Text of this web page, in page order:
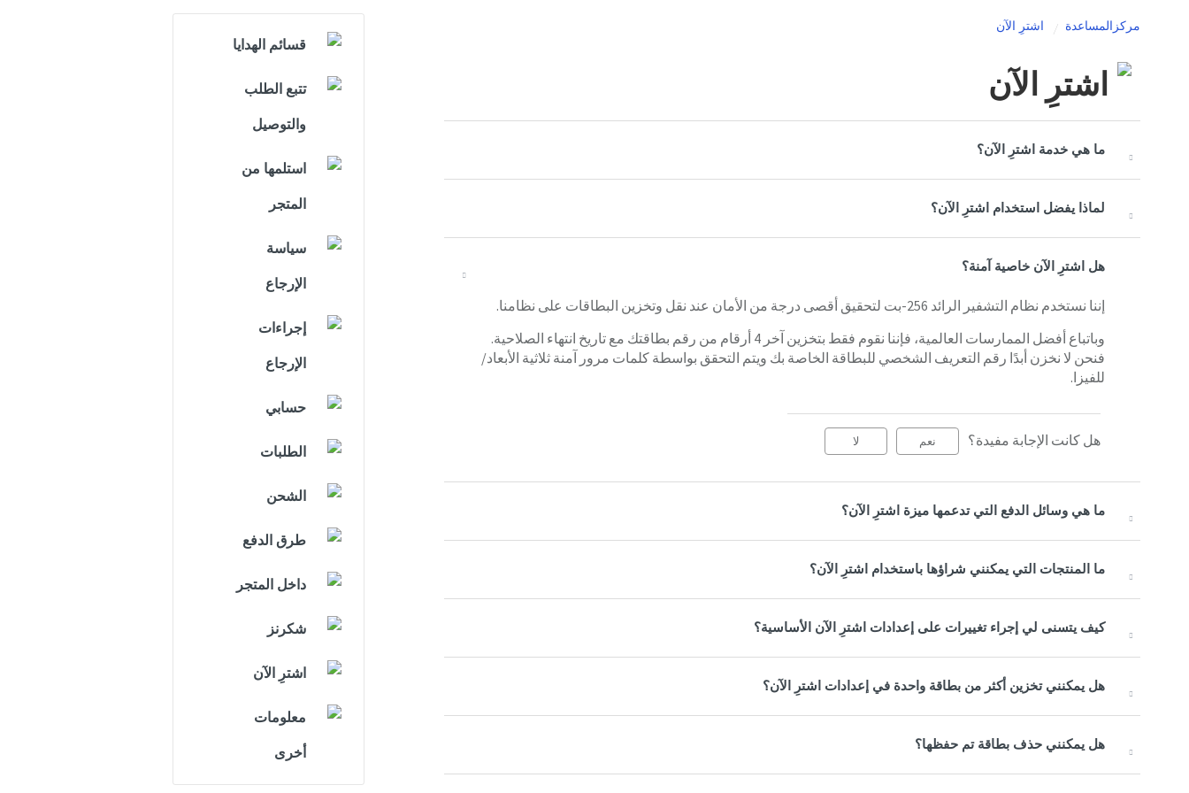
مركزالمساعدة اشترِ الآن
اشترِ الآن
ما هي خدمة اشترِ الآن؟
لماذا يفضل استخدام اشترِ الآن؟
هل اشترِ الآن خاصية آمنة؟
إننا نستخدم نظام التشفير الرائد 256-بت لتحقيق أقصى درجة من الأمان عند نقل وتخزين البطاقات على نظامنا.
وباتباع أفضل الممارسات العالمية، فإننا نقوم فقط بتخزين آخر 4 أرقام من رقم بطاقتك مع تاريخ انتهاء الصلاحية.
فنحن لا نخزن أبدًا رقم التعريف الشخصي للبطاقة الخاصة بك ويتم التحقق بواسطة كلمات مرور آمنة ثلاثية الأبعاد/
للفيزا.
هل كانت الإجابة مفيدة؟ نعم لا
ما هي وسائل الدفع التي تدعمها ميزة اشترِ الآن؟
ما المنتجات التي يمكنني شراؤها باستخدام اشترِ الآن؟
كيف يتسنى لي إجراء تغييرات على إعدادات اشترِ الآن الأساسية؟
هل يمكنني تخزين أكثر من بطاقة واحدة في إعدادات اشترِ الآن؟
هل يمكنني حذف بطاقة تم حفظها؟
قسائم الهدايا
تتبع الطلب
والتوصيل
استلمها من
المتجر
سياسة
الإرجاع
إجراءات
الإرجاع
حسابي
الطلبات
الشحن
طرق الدفع
داخل المتجر
شكرنز
اشترِ الآن
معلومات
أخرى